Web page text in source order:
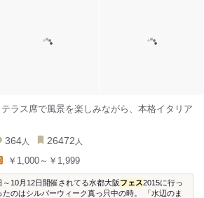
テラス席で風景を楽しみながら、本格イタリア
364 人 26472 人
￥1,000～￥1,999
～10月12日開催されてる水都大阪フェス2015に行っ
のはシルバーウィーク真っ只中の時。 「水辺のま